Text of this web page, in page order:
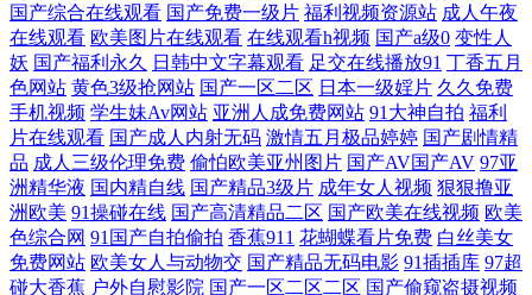
日韩高观看 免费在线观看网站 亚洲区激情区一区 成人dy亚洲 狼群视频在
线资 午夜福利图片 国产欧美性爱 色香淫视综合 AB色电影官网 麻豆熟女
91 在线免费电视剧网站 精东一级片aV 午夜福利国产在线观看1 丁香无码
一区二区 区二区三区影院 91视频app污 日韩黄通 99热最新地址获取 欧美
bb 在线51自拍 久久五月丁香一区二区 亚洲欧美激情综合首页 国产精品欧
国产综合在线观看 国产免费一级片 福利视频资源站 成人午夜
在线观看 欧美图片在线观看 在线观看h视频 国产a级0 变性人
妖 国产福利永久 日韩中文字幕观看 足交在线播放91 丁香五月
色网站 黄色3级抢网站 国产一区二区 日本一级婬片 久久免费
手机视频 学生妹Av网站 亚洲人成免费网站 91大神自拍 福利
片在线观看 国产成人内射无码 激情五月极品婷婷 国产剧情精
品 成人三级伦理免费 偷怕欧美亚州图片 国产AV国产AV 97亚
洲精华液 国内精自线 国产精品3级片 成年女人视频 狠狠撸亚
洲欧美 91操碰在线 国产高清精品二区 国产欧美在线视频 欧美
色综合网 91国产自拍偷拍 香蕉911 花蝴蝶看片免费 白丝美女
免费网站 欧美女人与动物交 国产精品无码电影 91插插库 97超
碰大香蕉 户外自慰影院 国产一区二区二区 国产偷窥盗摄视频